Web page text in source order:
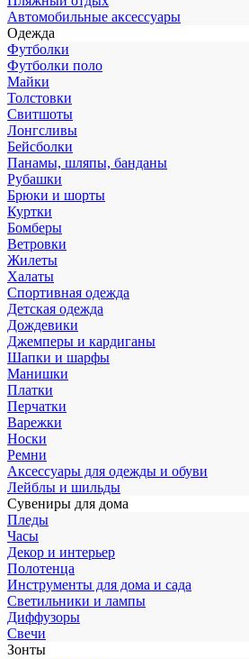
Автомобильные аксессуары
Одежда
Футболки
Футболки поло
Майки
Толстовки
Свитшоты
Лонгсливы
Бейсболки
Панамы, шляпы, банданы
Рубашки
Брюки и шорты
Куртки
Бомберы
Ветровки
Жилеты
Халаты
Спортивная одежда
Детская одежда
Дождевики
Джемперы и кардиганы
Шапки и шарфы
Манишки
Платки
Перчатки
Варежки
Носки
Ремни
Аксессуары для одежды и обуви
Лейблы и шильды
Сувениры для дома
Пледы
Часы
Декор и интерьер
Полотенца
Инструменты для дома и сада
Светильники и лампы
Диффузоры
Свечи
Зонты